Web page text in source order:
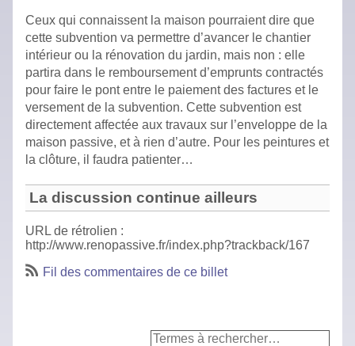
Ceux qui connaissent la maison pourraient dire que
cette subvention va permettre d’avancer le chantier
intérieur ou la rénovation du jardin, mais non : elle
partira dans le remboursement d’emprunts contractés
pour faire le pont entre le paiement des factures et le
versement de la subvention. Cette subvention est
directement affectée aux travaux sur l’enveloppe de la
maison passive, et à rien d’autre. Pour les peintures et
la clôture, il faudra patienter…
La discussion continue ailleurs
URL de rétrolien :
http://www.renopassive.fr/index.php?trackback/167
Fil des commentaires de ce billet